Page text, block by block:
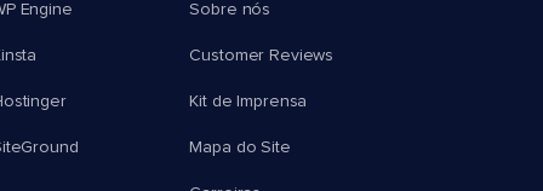
Engine Sobre nós
Customer Reviews
Kit de Imprensa
Mapa do Site